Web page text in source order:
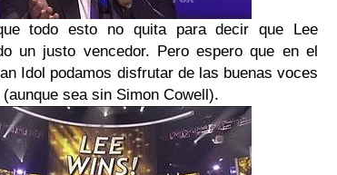
todo esto no quita para decir que Lee
un justo vencedor. Pero espero que en el
Idol podamos disfrutar de las buenas voces
sea sin Simon Cowell).